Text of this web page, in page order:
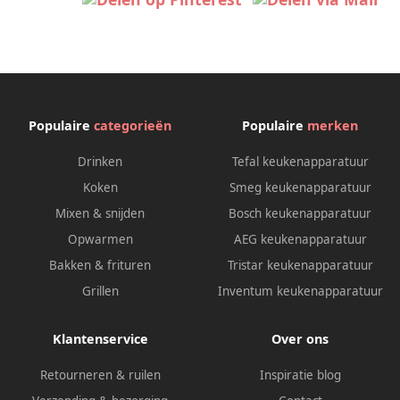
Populaire categorieën
Drinken
Koken
Mixen & snijden
Opwarmen
Bakken & frituren
Grillen
Populaire merken
Tefal keukenapparatuur
Smeg keukenapparatuur
Bosch keukenapparatuur
AEG keukenapparatuur
Tristar keukenapparatuur
Inventum keukenapparatuur
Klantenservice
Retourneren & ruilen
Over ons
Inspiratie blog